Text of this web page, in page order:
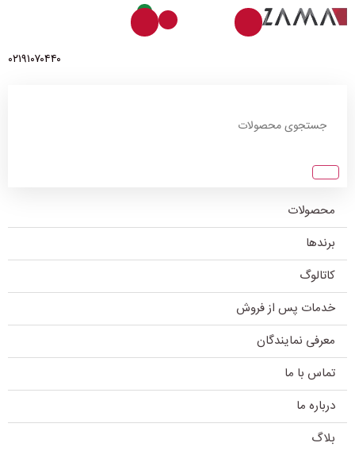
0
۰۲۱۹۱۰۷۰۴۴۰
محصولات
برندها
کاتالوگ
خدمات پس از فروش
معرفی نمایندگان
تماس با ما
درباره ما
بلاگ